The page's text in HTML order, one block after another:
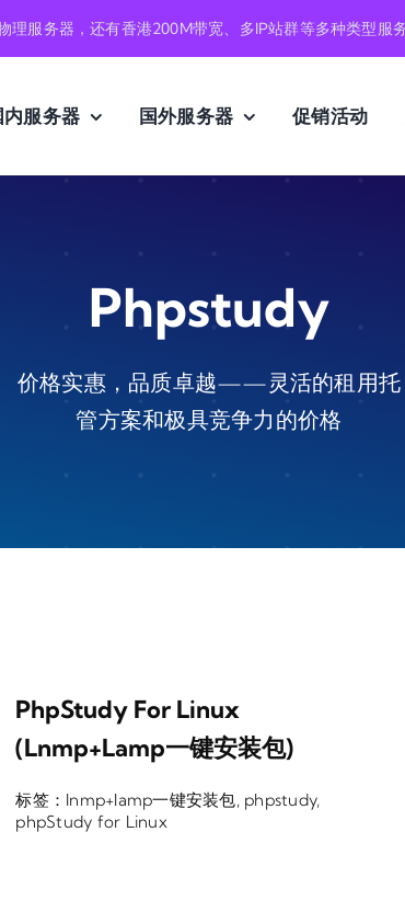
理服务器，还有香港200M带宽、多IP站群等多种类型服务
内服务器 国外服务器 促销活动
Phpstudy
价格实惠，品质卓越——灵活的租用托
管方案和极具竞争力的价格
PhpStudy For Linux
(lnmp+lamp一键安装包)
标签： lnmp+lamp一键安装包, phpstudy,
phpStudy for Linux